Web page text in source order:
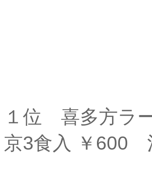
１位
京3食入 ￥600